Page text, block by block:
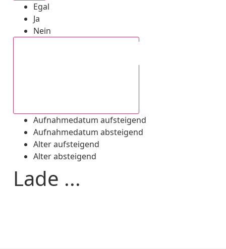
Egal
Ja
Nein
Aufnahmedatum aufsteigend
Aufnahmedatum absteigend
Alter aufsteigend
Alter absteigend
Lade ...